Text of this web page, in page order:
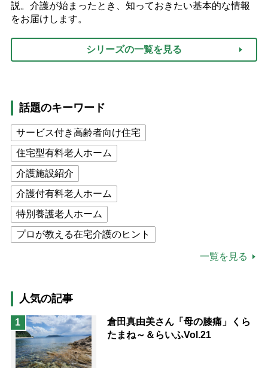
説。介護が始まったとき、知っておきたい基本的な情報
をお届けします。
シリーズの一覧を見る
話題のキーワード
サービス付き高齢者向け住宅
住宅型有料老人ホーム
介護施設紹介
介護付有料老人ホーム
特別養護老人ホーム
プロが教える在宅介護のヒント
猫が母になつきません
息子の遠距離介護サバイバル術
兄がボケました
便利なサービス
予防法
一覧を見る
人気の記事
1
倉田真由美さん「母の膝痛」くら
たまね～＆らいふVol.21